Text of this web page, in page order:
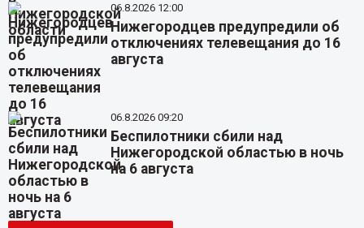
06.8.2026 12:00
Нижегородцев предупредили об
отключениях телевещания до 16
августа
06.8.2026 09:20
Беспилотники сбили над
Нижегородской областью в ночь
на 6 августа